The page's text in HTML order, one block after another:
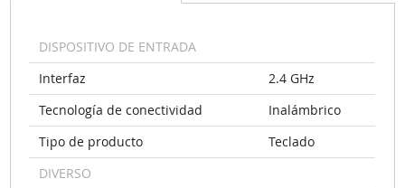
DISPOSITIVO DE ENTRADA
Interfaz
2.4 GHz
Tecnología de conectividad
Inalámbrico
Tipo de producto
Teclado
DIVERSO